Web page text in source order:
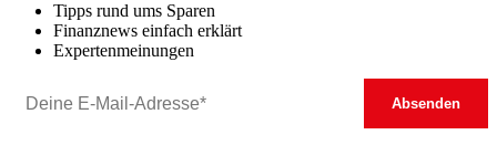
Tipps rund ums Sparen
Finanznews einfach erklärt
Expertenmeinungen